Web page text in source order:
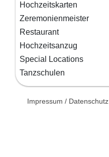
Hochzeitskarten
Zeremonienmeister
Restaurant
Hochzeitsanzug
Special Locations
Tanzschulen
Impressum / Datenschutz